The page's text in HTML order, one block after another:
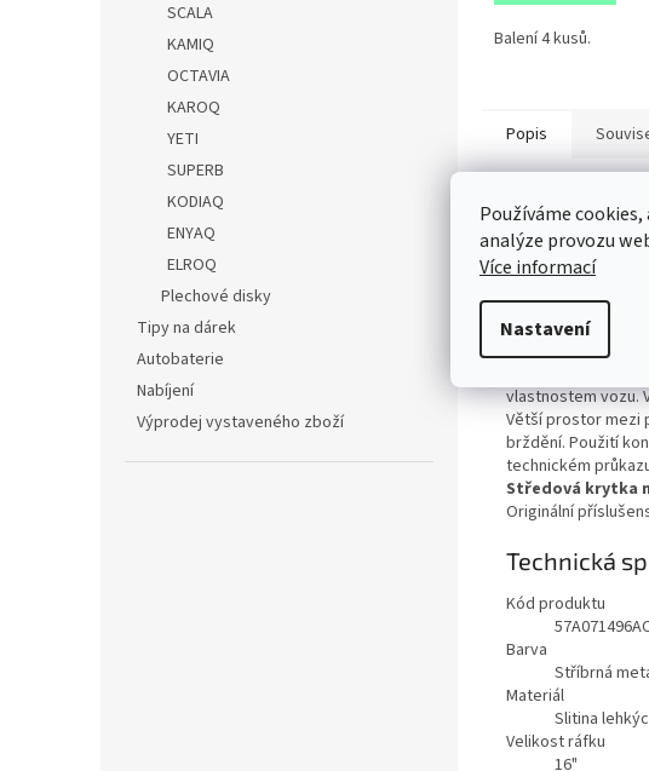
Používáme
analýze provozu
Více informací
Nastavení
SCALA
KAMIQ
OCTAVIA
KAROQ
YETI
SUPERB
KODIAQ
ENYAQ
ELROQ
Plechové disky
Tipy na dárek
Autobaterie
Nabíjení
Výprodej vystaveného zboží
Balení 4 kusů.
Popis
Detailní popis
Kola z lehké slitiny
škálou rozměrů,
Tím umožňují
ostatních.
vlastnostem vozu.
Větší prostor mezi
brždění. Použití
technickém
Středová krytka
Originální
Technická
Kód produktu
Barva
Stříbrná
Materiál
Slitina
Velikost ráfku
16"